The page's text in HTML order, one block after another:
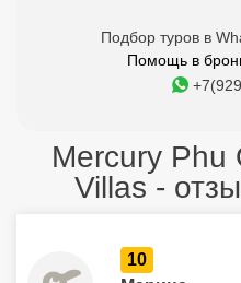
Подбор туров в
Помощь в
Mercury Phu
Villas -
10